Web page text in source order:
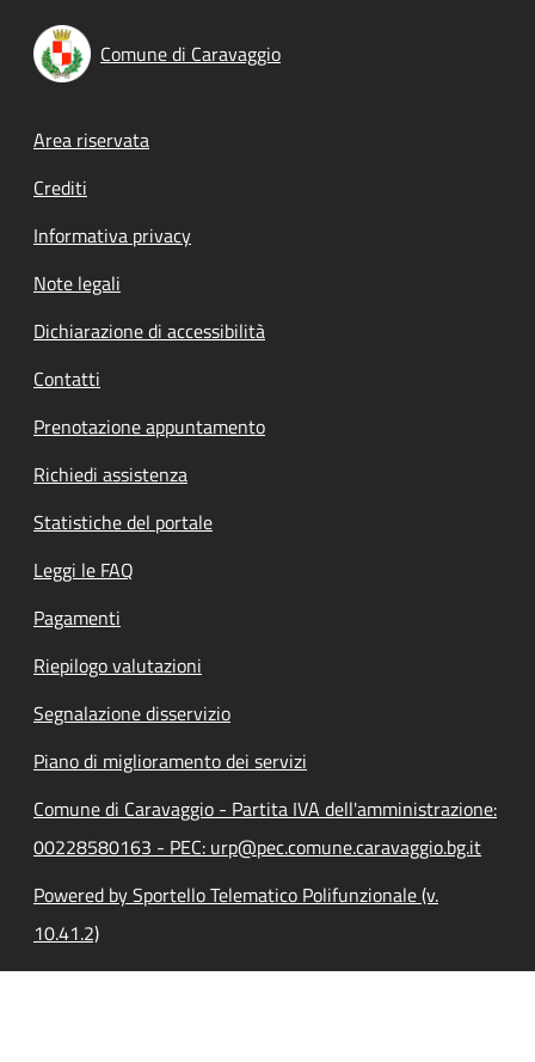
Comune di Caravaggio
Footer menu
Area riservata
Crediti
Informativa privacy
Note legali
Dichiarazione di accessibilità
Contatti
Prenotazione appuntamento
Richiedi assistenza
Statistiche del portale
Leggi le FAQ
Pagamenti
Riepilogo valutazioni
Segnalazione disservizio
Piano di miglioramento dei servizi
Comune di Caravaggio - Partita IVA dell'amministrazione:
00228580163 - PEC: urp@pec.comune.caravaggio.bg.it
Powered by Sportello Telematico Polifunzionale (v.
10.41.2)